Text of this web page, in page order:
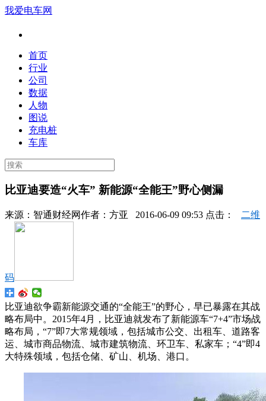
我爱电车网
首页
行业
公司
数据
人物
图说
充电桩
车库
比亚迪要造“火车” 新能源“全能王”野心侧漏
来源： 智通财经网作者： 方亚 2016-06-09 09:53 点击： 二维
码
比亚迪欲争霸新能源交通的“全能王”的野心，早已暴露在其战
略布局中。2015年4月，比亚迪就发布了新能源车“7+4”市场战
略布局，“7”即7大常规领域，包括城市公交、出租车、道路客
运、城市商品物流、城市建筑物流、环卫车、私家车；“4”即4
大特殊领域，包括仓储、矿山、机场、港口。